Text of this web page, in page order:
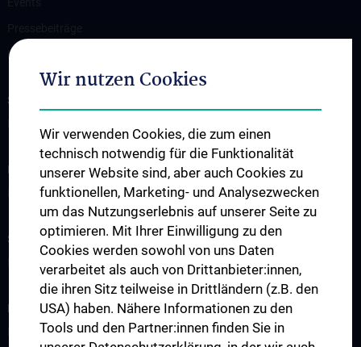
Kontakt
SUPPORT C³NMH!
INFORMATIONEN FÜR PATIENT:INNEN
Leistungen
STUDIUM, AUS- UND WEITERBILDUNG
Doktoratsprogramme
FORSCHUNG
Forschungsprojekte
Wir nutzen Cookies
Wir verwenden Cookies, die zum einen
technisch notwendig für die Funktionalität
unserer Website sind, aber auch Cookies zu
funktionellen, Marketing- und Analysezwecken
um das Nutzungserlebnis auf unserer Seite zu
optimieren. Mit Ihrer Einwilligung zu den
Cookies werden sowohl von uns Daten
verarbeitet als auch von Drittanbieter:innen,
die ihren Sitz teilweise in Drittländern (z.B. den
USA) haben. Nähere Informationen zu den
Tools und den Partner:innen finden Sie in